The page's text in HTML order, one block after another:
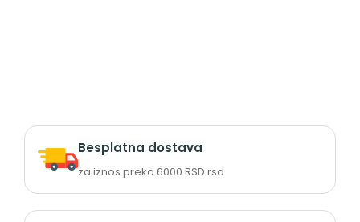
Besplatna dostava
za iznos preko 6000 RSD rsd